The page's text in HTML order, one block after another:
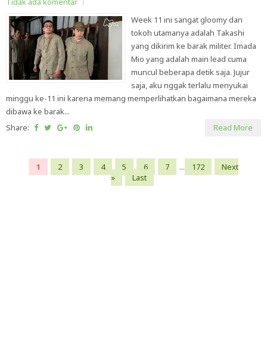
Week 11 ini sangat gloomy dan
tokoh utamanya adalah Takashi
yang dikirim ke barak militer. Imada
Mio yang adalah main lead cuma
muncul beberapa detik saja. Jujur
saja, aku nggak terlalu menyukai
minggu ke-11 ini karena memang memperlihatkan bagaimana mereka
dibawa ke barak...
Share:
Read More
1 2 3 4 5 6 7 ... 172
Next
»
Last